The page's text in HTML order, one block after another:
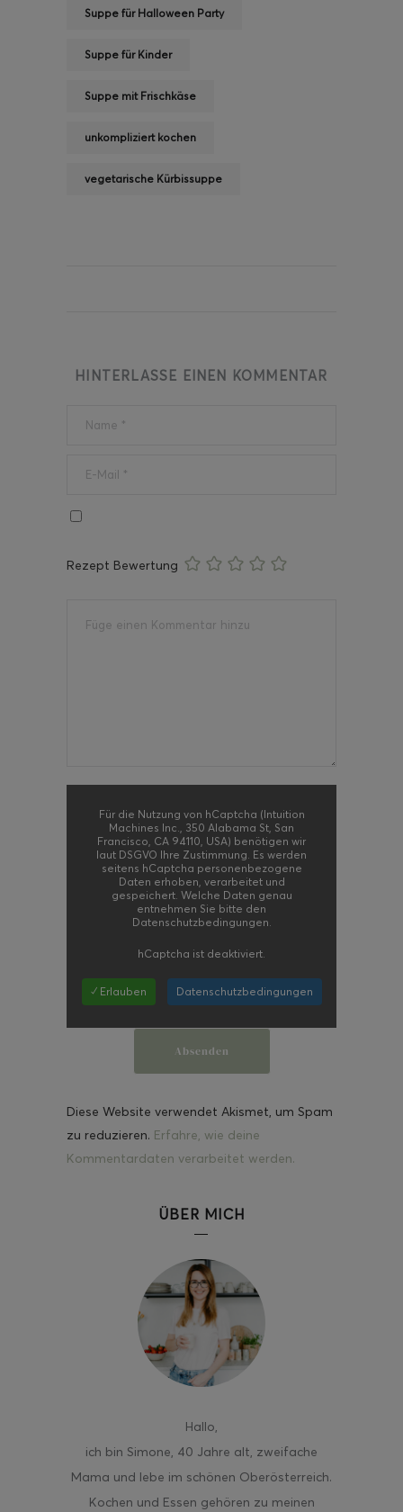
Suppe für Halloween Party
Suppe für Kinder
Suppe mit Frischkäse
unkompliziert kochen
vegetarische Kürbissuppe
HINTERLASSE EINEN KOMMENTAR
Rezept Bewertung
Für die Nutzung von hCaptcha (Intuition
Machines Inc., 350 Alabama St, San
Francisco, CA 94110, USA) benötigen wir
laut DSGVO Ihre Zustimmung. Es werden
seitens hCaptcha personenbezogene
Daten erhoben, verarbeitet und
gespeichert. Welche Daten genau
entnehmen Sie bitte den
Datenschutzbedingungen.
hCaptcha ist deaktiviert.
✓ Erlauben Datenschutzbedingungen
Diese Website verwendet Akismet, um Spam
zu reduzieren. Erfahre, wie deine
Kommentardaten verarbeitet werden.
ÜBER MICH
Hallo,
ich bin Simone, 40 Jahre alt, zweifache
Mama und lebe im schönen Oberösterreich.
Kochen und Essen gehören zu meinen